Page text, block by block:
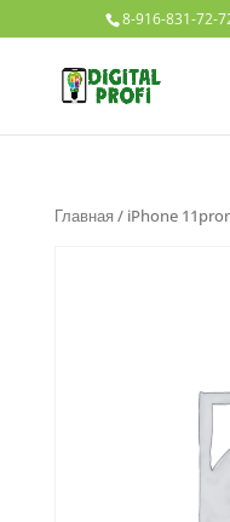
8-916-831-72-
Главная / iPhone